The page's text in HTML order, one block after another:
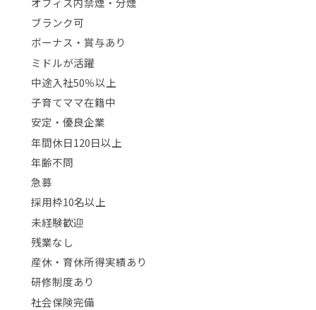
ブランク可
ボーナス・賞与あり
ミドルが活躍
中途入社50％以上
子育てママ在籍中
安定・優良企業
年間休日120日以上
年齢不問
急募
採用枠10名以上
未経験歓迎
残業なし
産休・育休所得実績あり
研修制度あり
社会保険完備